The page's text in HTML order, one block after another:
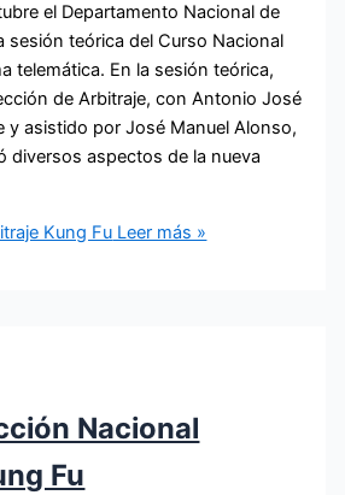
el Departamento Nacional de
sesión teórica del Curso Nacional
telemática. En la sesión teórica,
de Arbitraje, con Antonio José
y asistido por José Manuel Alonso,
diversos aspectos de la nueva
Kung Fu Leer más »
Nacional
Fu